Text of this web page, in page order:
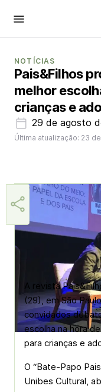
NOTÍCIAS
Pais&Filhos
melhor
crianças e
29 de agosto
Última atualização: 23
Helio Gama
A revista
(29), em São
convidados
escolha na hora
para crianças e
O “Bate-Papo
Unibes Cultural,